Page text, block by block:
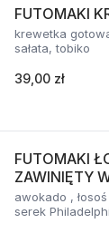
FUTOMAKI
krewetka
sałata, tobiko
39,00 zł
FUTOMAKI
ZAWINIĘTY
awokado ,
serek